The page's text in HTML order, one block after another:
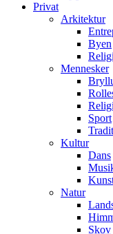
Privat
Arkitektur
Byen
Mennesker
Sport
Kultur
Dans
Natur
Skov